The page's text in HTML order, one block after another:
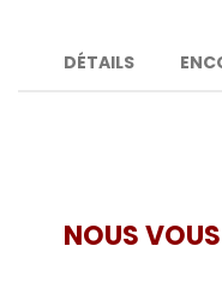
DÉTAILS
NOUS